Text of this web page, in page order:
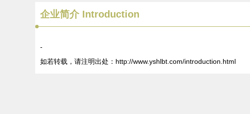
企业简介 Introduction
-
如若转载，请注明出处：http://www.yshlbt.com/introduction.html